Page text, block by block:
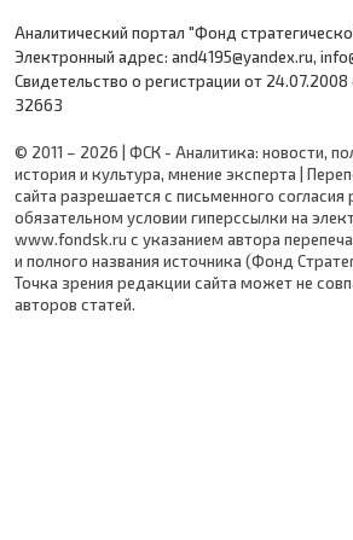
Аналитический портал "Фонд
Электронный адрес: and4195@yandex.ru,
Cвидетельство о регистрации от
32663
© 2011 – 2026 | ФСК - Аналитика: новости,
история и культура, мнение эксперта |
сайта разрешается с письменного согласия
обязательном условии гиперссылки на
www.fondsk.ru с указанием автора
и полного названия источника (Фонд
Точка зрения редакции сайта может не
авторов статей.